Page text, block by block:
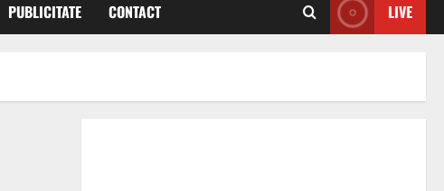
PUBLICITATE CONTACT LIVE